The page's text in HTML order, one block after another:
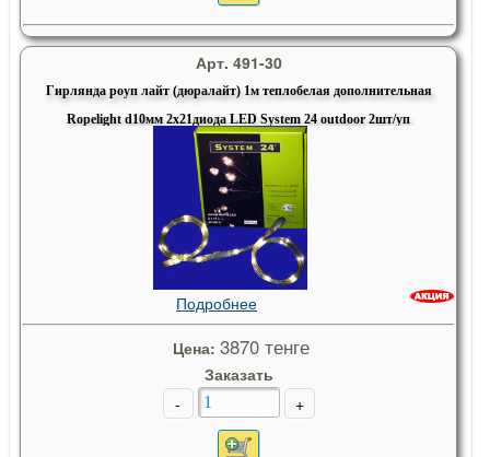
Арт. 491-30
Гирлянда роуп лайт (дюралайт) 1м теплобелая дополнительная
Ropelight d10мм 2х21диода LED System 24 outdoor 2шт/уп
Подробнее
Цена: 3870 тенге
Заказать
-
+